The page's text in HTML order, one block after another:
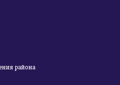
района